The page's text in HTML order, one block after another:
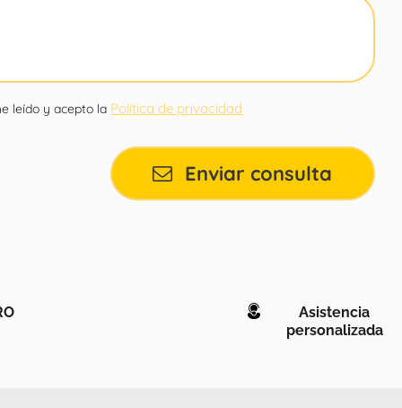
leído y acepto la Política de privacidad
Enviar consulta
Asistencia
personalizada